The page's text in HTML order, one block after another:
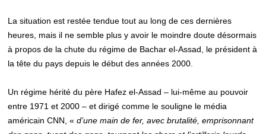
La situation est restée tendue tout au long de ces dernières
heures, mais il ne semble plus y avoir le moindre doute désormais
à propos de la chute du régime de Bachar el-Assad, le président à
la tête du pays depuis le début des années 2000.
Un régime hérité du père Hafez el-Assad – lui-même au pouvoir
entre 1971 et 2000 – et dirigé comme le souligne le média
américain CNN, «d’une main de fer, avec brutalité, emprisonnant